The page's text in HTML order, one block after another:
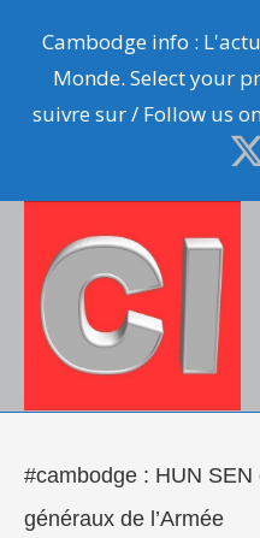
content
Cambodge info :
Monde. Select your
suivre sur / Follow us
#cambodge : HUN
généraux de l’Armée